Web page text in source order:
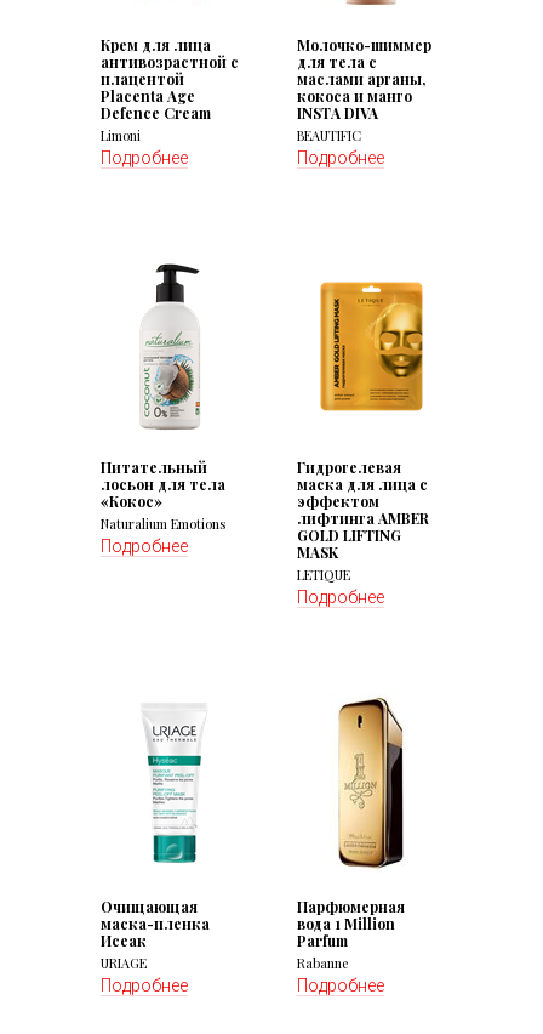
Крем для лица
антивозрастной с
плацентой
Placenta Age
Defenсe Cream
Limoni
Подробнее
Молочко-шиммер
для тела с
маслами арганы,
кокоса и манго
INSTА DIVA
BEAUTIFIC
Подробнее
Питательный
лосьон для тела
«Кокос»
Naturalium Emotions
Подробнее
Гидрогелевая
маска для лица с
эффектом
лифтинга AMBER
GOLD LIFTING
MASK
LETIQUE
Подробнее
Очищающая
маска-пленка
Исеак
URIAGE
Подробнее
Парфюмерная
вода 1 Million
Parfum
Rabanne
Подробнее